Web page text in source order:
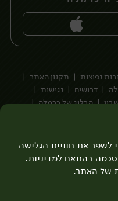
לשפר את חוויית הגלישה
בהתאם למדיניות.
של האתר.
נפוצות
תקנון האתר
דרושים
נגישות
הבלוג של כרמלה
עיצוב:3bearsפיתוח:Quatro